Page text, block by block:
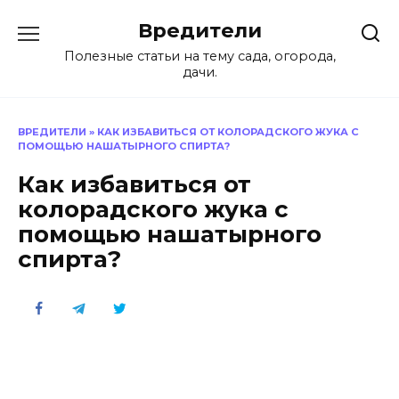
содержанию
Вредители
Полезные статьи на тему сада, огорода,
дачи.
ВРЕДИТЕЛИ » КАК ИЗБАВИТЬСЯ ОТ КОЛОРАДСКОГО ЖУКА С
ПОМОЩЬЮ НАШАТЫРНОГО СПИРТА?
Как избавиться от
колорадского жука с
помощью нашатырного
спирта?